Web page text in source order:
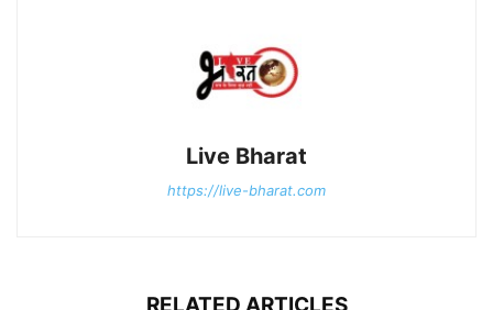
Live Bharat
https://live-bharat.com